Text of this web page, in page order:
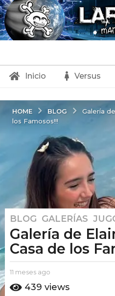
Inicio Versus
HOME BLOG
Galería
los Famosos!!!
1
1
m
e
s
BLOG ,GALERÍAS ,
Galería de
Casa de los
b
E
11 meses ago
m
439 views